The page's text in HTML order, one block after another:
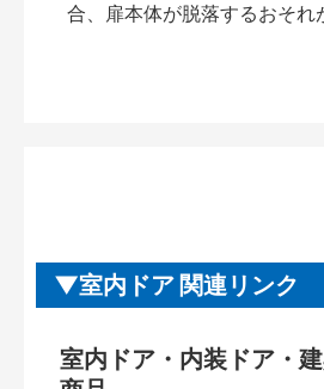
合、扉本体が脱落するおそれ
室内ドア 関連リンク
室内ドア・内装ドア・